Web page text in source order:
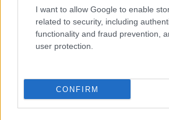
I want to allow Google to enable
related to security, including
functionality and fraud prevention,
user protection.
CONFIRM
Obvestila
Izklop elektrike: 426. Nadzorništvo
Anton na Pohorju
pred 7 urami
Vuhred
pred 7 urami
⚡Izklop elektrike: 429. Nadzorništvo